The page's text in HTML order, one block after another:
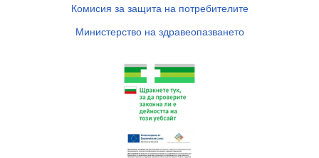
Комисия за защита на потребителите
Министерство на здравеопазването